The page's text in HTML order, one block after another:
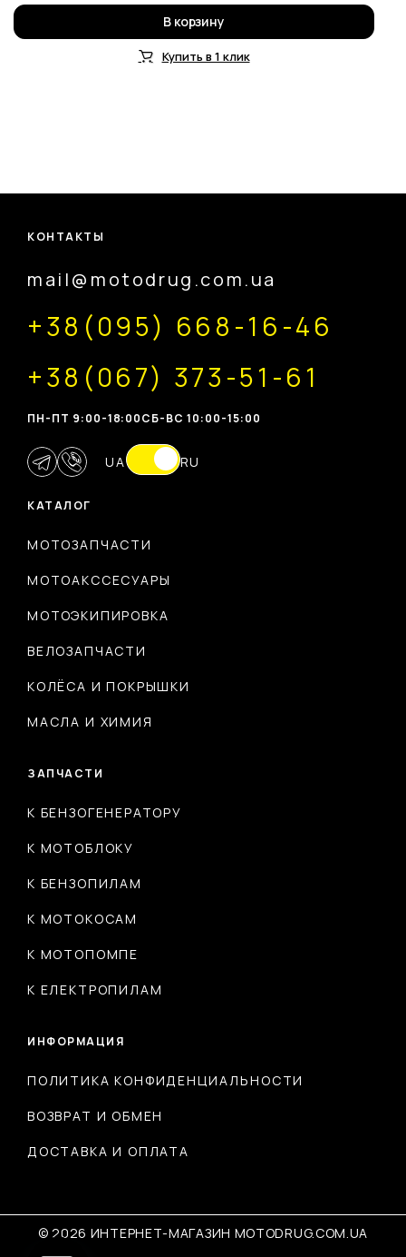
В корзину
Купить в 1 клик
КАТАЛОГ
МОТОЗАПЧАСТИ
МОТОАКССЕСУАРЫ
МОТОЭКИПИРОВКА
ВЕЛОЗАПЧАСТИ
КОЛЁСА И ПОКРЫШКИ
МАСЛА И ХИМИЯ
ЗАПЧАСТИ
К БЕНЗОГЕНЕРАТОРУ
К МОТОБЛОКУ
К БЕНЗОПИЛАМ
К МОТОКОСАМ
К МОТОПОМПЕ
К ЕЛЕКТРОПИЛАМ
ИНФОРМАЦИЯ
ПОЛИТИКА КОНФИДЕНЦИАЛЬНОСТИ
ВОЗВРАТ И ОБМЕН
ДОСТАВКА И ОПЛАТА
КОНТАКТЫ
mail@motodrug.com.ua
+38(095) 668-16-46
+38(067) 373-51-61
ПН-ПТ 9:00-18:00CБ-ВС 10:00-15:00
UA RU
© 2026 ИНТЕРНЕТ-МАГАЗИН MOTODRUG.COM.UA